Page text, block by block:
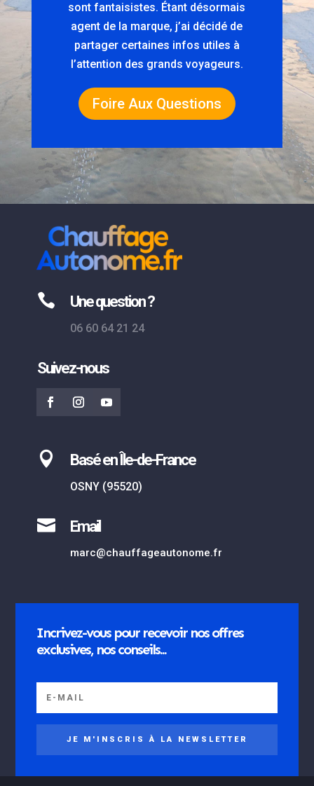
sont fantaisistes. Étant désormais
agent de la marque, j’ai décidé de
partager certaines infos utiles à
l’attention des grands voyageurs.
Foire Aux Questions
 Une question ?
06 60 64 21 24
Suivez-nous
 Basé en Île-de-France
OSNY (95520)
 Email
marc@chauffageautonome.fr
Incrivez-vous pour recevoir nos offres
exclusives, nos conseils...
JE M'INSCRIS À LA NEWSLETTER